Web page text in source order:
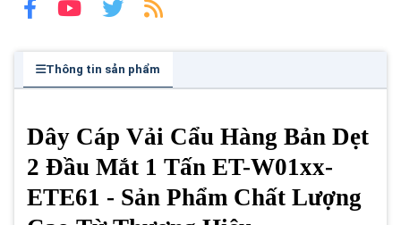
Thông tin sản phẩm
Dây Cáp Vải Cẩu Hàng Bản Dẹt
2 Đầu Mắt 1 Tấn ET-W01xx-
ETE61 - Sản Phẩm Chất Lượng